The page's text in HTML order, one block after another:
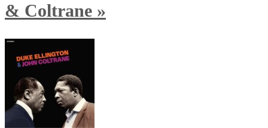
& Coltrane »